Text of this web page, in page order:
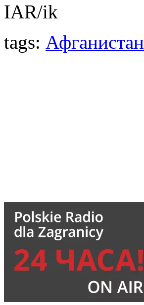
IAR/ik
tags: Афганистан